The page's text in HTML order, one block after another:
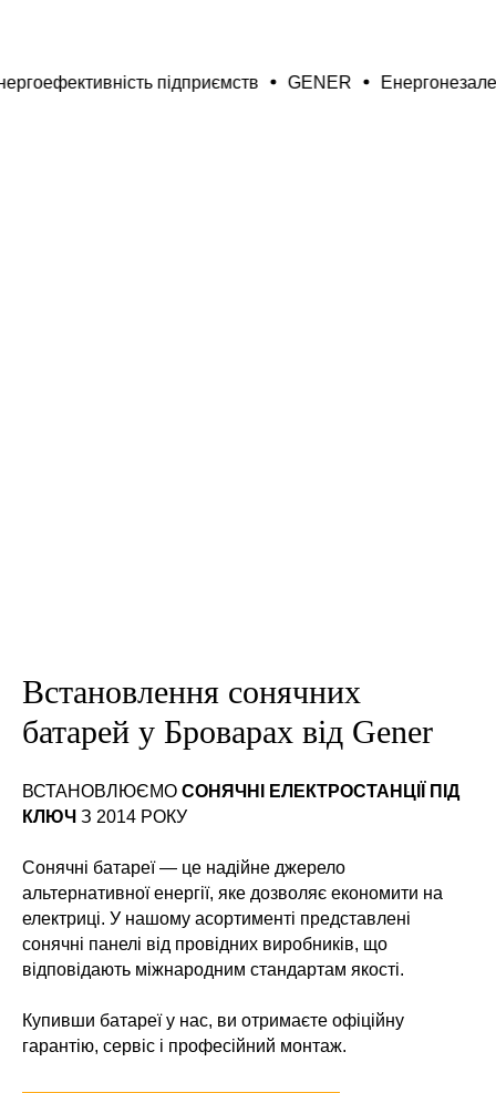
підприємств GENER Енергонезалежність
Встановлення сонячних
батарей у Броварах від Gener
ВСТАНОВЛЮЄМО СОНЯЧНІ ЕЛЕКТРОСТАНЦІЇ ПІД
КЛЮЧ З 2014 РОКУ
Сонячні батареї — це надійне джерело
альтернативної енергії, яке дозволяє економити на
електриці. У нашому асортименті представлені
сонячні панелі від провідних виробників, що
відповідають міжнародним стандартам якості.
Купивши батареї у нас, ви отримаєте офіційну
гарантію, сервіс і професійний монтаж.